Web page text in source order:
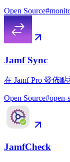
Open Source#
Jamf Sync
在 Jamf Pro 發佈
Open Source#open-
JamfCheck